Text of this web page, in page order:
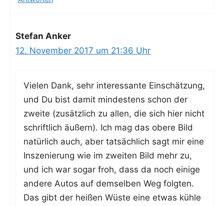
Stefan Anker
12. November 2017 um 21:36 Uhr
Vie­len Dank, sehr inter­es­san­te Ein­schät­zung,
und Du bist damit min­des­tens schon der
zwei­te (zusätz­lich zu allen, die sich hier nicht
schrift­lich äußern). Ich mag das obe­re Bild
natür­lich auch, aber tat­säch­lich sagt mir eine
Insze­nie­rung wie im zwei­ten Bild mehr zu,
und ich war sogar froh, dass da noch eini­ge
ande­re Autos auf dem­sel­ben Weg folg­ten.
Das gibt der hei­ßen Wüs­te eine etwas küh­le